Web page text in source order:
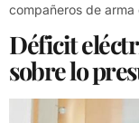
compañeros de
Déficit
sobre lo